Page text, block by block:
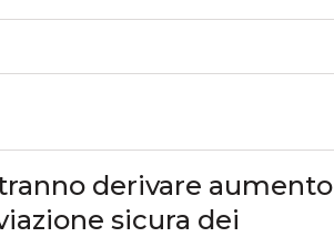
derivare aumento
sicura dei